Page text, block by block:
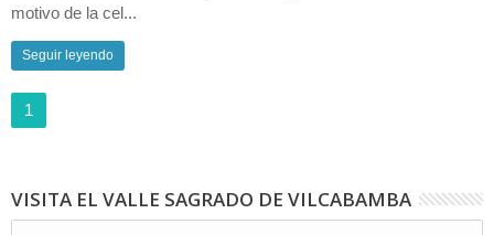
motivo de la cel...
Seguir leyendo
1
VISITA EL VALLE SAGRADO DE VILCABAMBA